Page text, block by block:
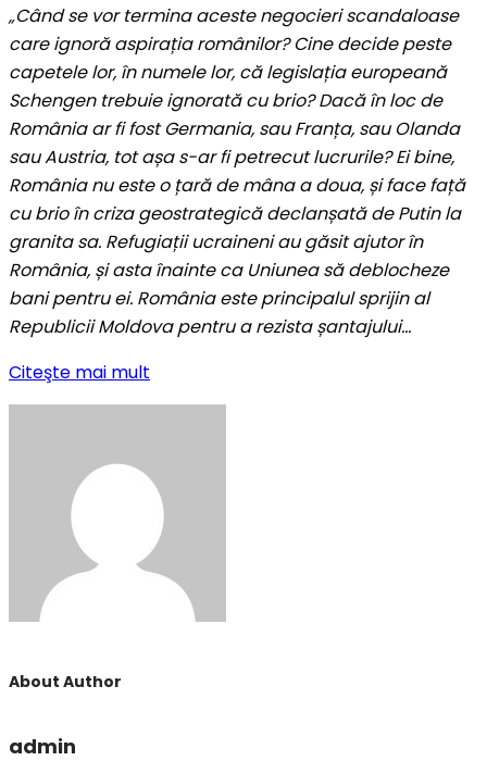
„Când se vor termina aceste negocieri scandaloase
care ignoră aspirația românilor? Cine decide peste
capetele lor, în numele lor, că legislația europeană
Schengen trebuie ignorată cu brio? Dacă în loc de
România ar fi fost Germania, sau Franța, sau Olanda
sau Austria, tot așa s-ar fi petrecut lucrurile? Ei bine,
România nu este o țară de mâna a doua, și face față
cu brio în criza geostrategică declanșată de Putin la
granita sa. Refugiații ucraineni au găsit ajutor în
România, și asta înainte ca Uniunea să deblocheze
bani pentru ei. România este principalul sprijin al
Republicii Moldova pentru a rezista șantajului…
Citeşte mai mult
About Author
admin